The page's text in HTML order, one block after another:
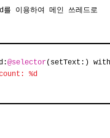
이용하여 메인 쓰레드로
:@selector( setText :)
%d